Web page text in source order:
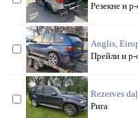
Резекне и
Anglis,
Прейли и р-
Rezerves
Рига